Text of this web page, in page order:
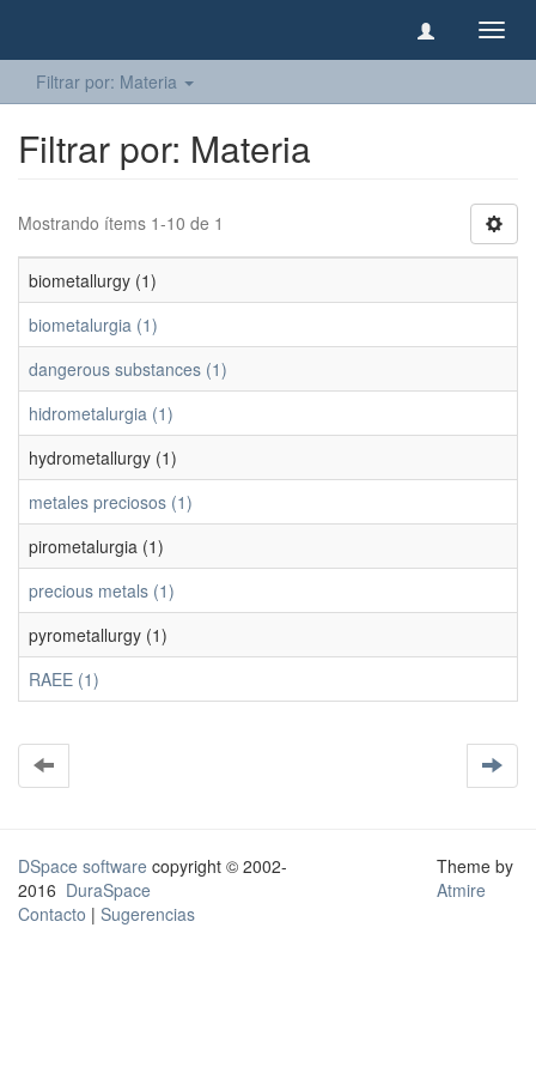
Filtrar por: Materia
Filtrar por: Materia
Mostrando ítems 1-10 de 1
biometallurgy (1)
biometalurgia (1)
dangerous substances (1)
hidrometalurgia (1)
hydrometallurgy (1)
metales preciosos (1)
pirometalurgia (1)
precious metals (1)
pyrometallurgy (1)
RAEE (1)
DSpace software copyright © 2002-
2016 DuraSpace
Contacto | Sugerencias
Theme by
Atmire